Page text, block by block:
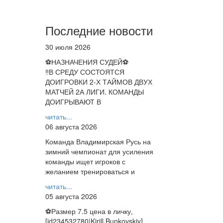
Последние новости
30 июля 2026
⚽НАЗНАЧЕНИЯ СУДЕЙ⚽
‼В СРЕДУ СОСТОЯТСЯ
ДОИГРОВКИ 2-Х ТАЙМОВ ДВУХ
МАТЧЕЙ 2А ЛИГИ. КОМАНДЫ
ДОИГРЫВАЮТ В
читать...
06 августа 2026
Команда Владимирская Русь на
зимний чемпионат для усиления
команды ищет игроков с
желанием тренироваться и
читать...
05 августа 2026
⚽️Размер 7.5 цена в личку,